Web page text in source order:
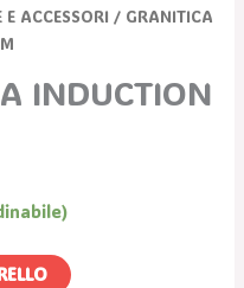
ACCESSORI / GRANITICA
INDUCTION